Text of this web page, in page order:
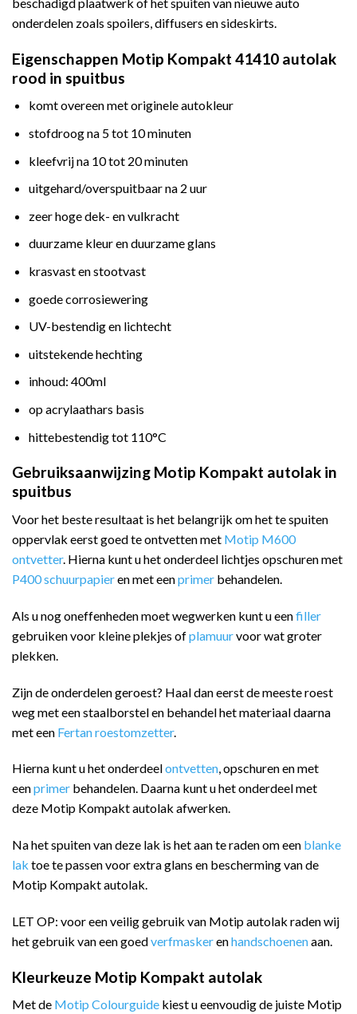
onderdelen zoals spoilers, diffusers en sideskirts.
Eigenschappen Motip Kompakt 41410 autolak
rood in spuitbus
komt overeen met originele autokleur
stofdroog na 5 tot 10 minuten
kleefvrij na 10 tot 20 minuten
uitgehard/overspuitbaar na 2 uur
zeer hoge dek- en vulkracht
duurzame kleur en duurzame glans
krasvast en stootvast
goede corrosiewering
UV-bestendig en lichtecht
uitstekende hechting
inhoud: 400ml
op acrylaathars basis
hittebestendig tot 110°C
Gebruiksaanwijzing Motip Kompakt autolak in
spuitbus
Voor het beste resultaat is het belangrijk om het te spuiten
oppervlak eerst goed te ontvetten met Motip M600
ontvetter. Hierna kunt u het onderdeel lichtjes opschuren met
P400 schuurpapieren met eenprimer behandelen.
Als u nog oneffenheden moet wegwerken kunt u eenfiller
gebruiken voor kleine plekjes ofplamuurvoor wat groter
plekken.
Zijn de onderdelen geroest? Haal dan eerst de meeste roest
weg met een staalborstel en behandel het materiaal daarna
met een Fertan roestomzetter.
Hierna kunt u het onderdeelontvetten, opschuren en met
eenprimer behandelen. Daarna kunt u het onderdeel met
deze Motip Kompakt autolak afwerken.
Na het spuiten van deze lak is het aan te raden om een blanke
lak toe te passen voor extra glans en bescherming van de
Motip Kompakt autolak.
LET OP: voor een veilig gebruik van Motip autolak raden wij
het gebruik van een goedverfmaskerenhandschoenenaan.
Kleurkeuze Motip Kompakt autolak
Met de Motip Colourguide kiest u eenvoudig de juiste Motip